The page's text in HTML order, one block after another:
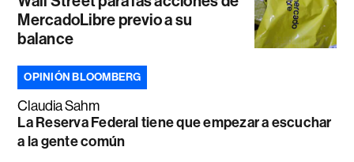
MercadoLibre previo a su
balance
OPINIÓN BLOOMBERG
Claudia Sahm
La Reserva Federal tiene que empezar a escuchar
a la gente común